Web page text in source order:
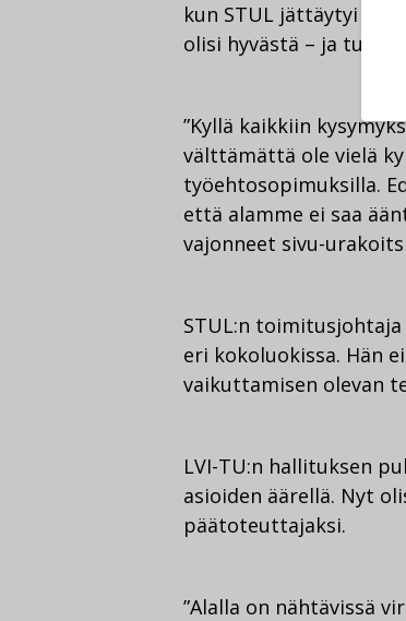
kun STUL jättäytyi
olisi hyvästä – ja
”Kyllä kaikkiin
välttämättä ole vielä
työehtosopimuksilla.
että alamme ei saa
vajonneet sivu-
STUL:n toimitusjohtaja
eri kokoluokissa. Hän
vaikuttamisen olevan
LVI-TU:n hallituksen
asioiden äärellä. Nyt
päätoteuttajaksi.
”Alalla on nähtävissä